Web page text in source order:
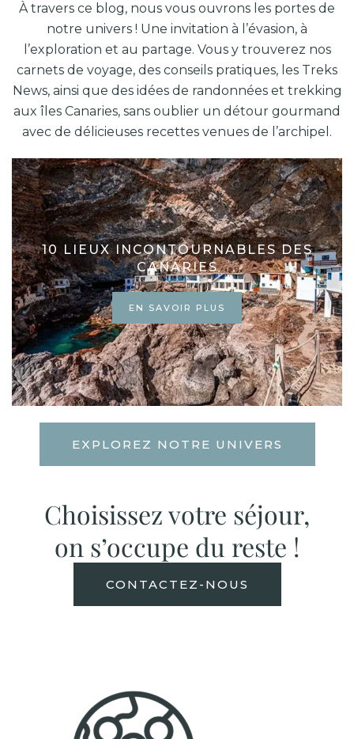
À travers ce blog, nous vous ouvrons les portes de
notre univers ! Une invitation à l’évasion, à
l’exploration et au partage. Vous y trouverez nos
carnets de voyage, des conseils pratiques, les Treks
News, ainsi que des idées de randonnées et trekking
aux îles Canaries, sans oublier un détour gourmand
avec de délicieuses recettes venues de l’archipel.
10 LIEUX INCONTOURNABLES DES
CANARIES
EN SAVOIR PLUS
EXPLOREZ NOTRE UNIVERS
Choisissez votre séjour,
on s’occupe du reste !
CONTACTEZ-NOUS